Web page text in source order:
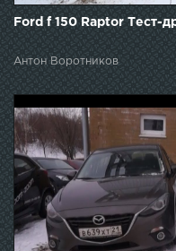
Ford f 150 Raptor Тест-
Антон Воротников